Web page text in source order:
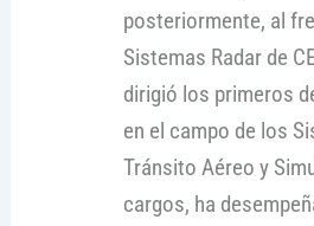
posteriormente, al
Sistemas Radar de
dirigió los primeros
en el campo de los
Tránsito Aéreo y
cargos, ha